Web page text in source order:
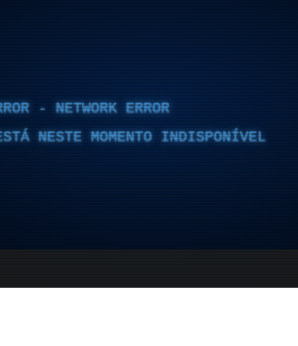
- NETWORK ERROR
NESTE MOMENTO INDISPONÍVEL